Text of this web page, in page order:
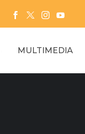
MULTIMEDIA